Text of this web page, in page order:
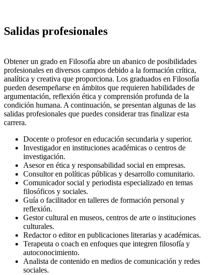
Salidas profesionales
Obtener un grado en Filosofía abre un abanico de posibilidades
profesionales en diversos campos debido a la formación crítica,
analítica y creativa que proporciona. Los graduados en Filosofía
pueden desempeñarse en ámbitos que requieren habilidades de
argumentación, reflexión ética y comprensión profunda de la
condición humana. A continuación, se presentan algunas de las
salidas profesionales que puedes considerar tras finalizar esta
carrera.
Docente o profesor en educación secundaria y superior.
Investigador en instituciones académicas o centros de
investigación.
Asesor en ética y responsabilidad social en empresas.
Consultor en políticas públicas y desarrollo comunitario.
Comunicador social y periodista especializado en temas
filosóficos y sociales.
Guía o facilitador en talleres de formación personal y
reflexión.
Gestor cultural en museos, centros de arte o instituciones
culturales.
Redactor o editor en publicaciones literarias y académicas.
Terapeuta o coach en enfoques que integren filosofía y
autoconocimiento.
Analista de contenido en medios de comunicación y redes
sociales.